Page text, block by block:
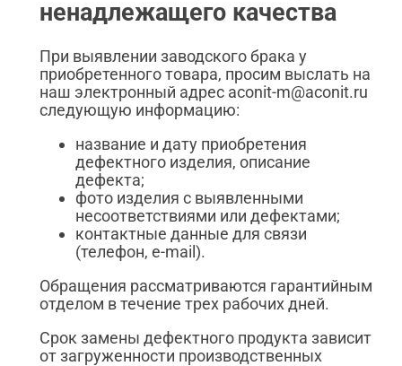
ненадлежащего качества
При выявлении заводского брака у
приобретенного товара, просим выслать на
наш электронный адрес aconit-m@aconit.ru
следующую информацию:
название и дату приобретения
дефектного изделия, описание
дефекта;
фото изделия с выявленными
несоответствиями или дефектами;
контактные данные для связи
(телефон, e-mail).
Обращения рассматриваются гарантийным
отделом в течение трех рабочих дней.
Срок замены дефектного продукта зависит
от загруженности производственных